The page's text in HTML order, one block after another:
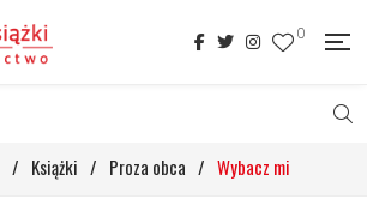
0
/ Książki / Proza obca / Wybacz mi